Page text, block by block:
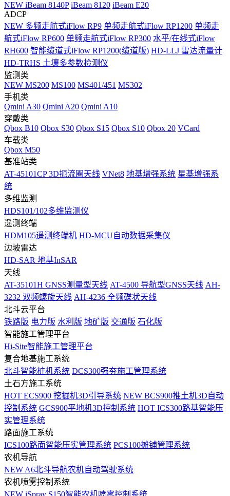
NEW iBeam 8140P iBeam 8120 iBeam E20
ADCP
NEW 多频走航式iFlow RP9 单频走航式iFlow RP1200 单频走
航式iFlow RP600 单频走航式iFlow RP300 水平/在线式iFlow
RH600 智能缆道式iFlow RP1200(缆道版) HD-LLJ 雷达流量计
HD-TRHS 土壤多参数检测仪
监测类
NEW MS200 MS100 MS401/451 MS302
手机类
Qmini A30 Qmini A20 Qmini A10
穿戴类
Qbox B10 Qbox S30 Qbox S15 Qbox S10 Qbox 20 VCard
车载类
Qbox M50
基准站类
AT-45101CP 3D扼流圈天线 VNet8 地基增强系统 星基增强系
统
多维监测
HDS101/102多维监测仪
遥测终端
HDM105遥测终端机 HD-MCU自动数据采集仪
边坡雷达
HD-SAR 地基InSAR
天线
AT-35101H GNSS测量型天线 AT-4500 导航型GNSS天线 AH-
3232 双频螺旋天线 AH-4236 全频碟状天线
北斗云平台
铁路版 电力版 水利版 地矿版 交通版 石化版
智能施工管理平台
Hi-Site智能施工管理平台
复合地基施工系统
北斗智能桩机系统 DCS300强夯施工管理系统
土石方施工系统
HOT ECS900 挖掘机3D引导系统 NEW BCS900推土机3D自动
控制系统 GCS900平地机3D控制系统 HOT ICS300路基智能压
实管理系统
路面施工系统
ICS100路面智能压实管理系统 PCS100摊铺管理系统
农机导航
NEW A6北斗导航农机自动驾驶系统
农机喷雾控制系统
NEW iSpray S150智能农机喷雾控制系统